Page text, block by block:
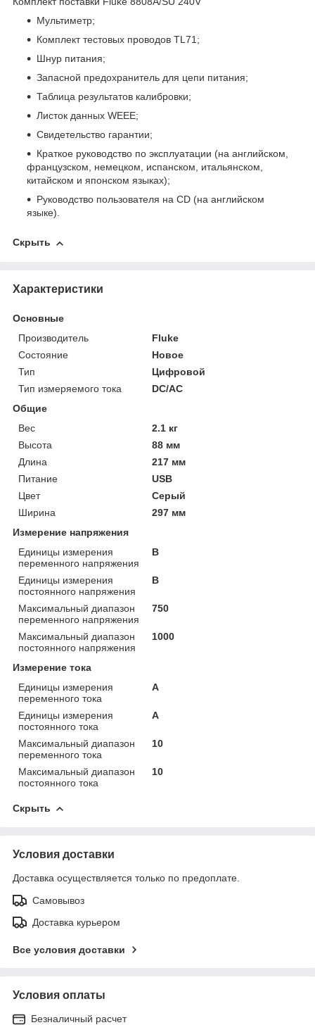
Мультиметр;
Комплект тестовых проводов TL71;
Шнур питания;
Запасной предохранитель для цепи питания;
Таблица результатов калибровки;
Листок данных WEEE;
Свидетельство гарантии;
Краткое руководство по эксплуатации (на английском,
французском, немецком, испанском, итальянском,
китайском и японском языках);
Руководство пользователя на CD (на английском
языке).
Скрыть
Характеристики
Основные
Производитель
Fluke
Состояние
Новое
Тип
Цифровой
Тип измеряемого тока
DC/AC
Общие
Вес
2.1 кг
Высота
88 мм
Длина
217 мм
Питание
USB
Цвет
Серый
Ширина
297 мм
Измерение напряжения
Единицы измерения
переменного напряжения
В
Единицы измерения
постоянного напряжения
В
Максимальный диапазон
переменного напряжения
750
Максимальный диапазон
постоянного напряжения
1000
Измерение тока
Единицы измерения
переменного тока
А
Единицы измерения
постоянного тока
А
Максимальный диапазон
переменного тока
10
Максимальный диапазон
постоянного тока
10
Скрыть
Условия доставки
Доставка осуществляется только по предоплате.
Самовывоз
Доставка курьером
Все условия доставки
Условия оплаты
Безналичный расчет